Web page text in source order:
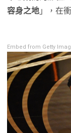
容身之地 」，在
Embed from Getty